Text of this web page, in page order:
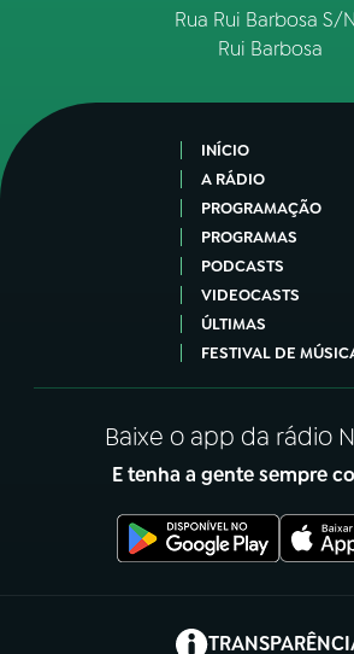
Rua Rui Barbosa S/
Rui Barbosa
INÍCIO
A RÁDIO
PROGRAMAÇÃO
PROGRAMAS
PODCASTS
VIDEOCASTS
ÚLTIMAS
FESTIVAL DE
Baixe o app da rádio
E tenha a gente sempre
(abre